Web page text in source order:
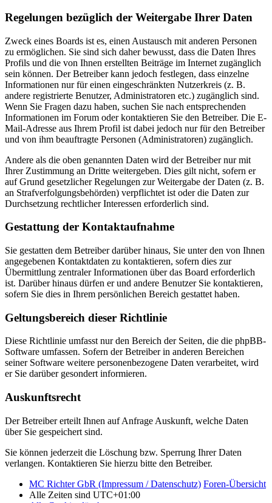
Regelungen bezüglich der Weitergabe Ihrer Daten
Zweck eines Boards ist es, einen Austausch mit anderen Personen
zu ermöglichen. Sie sind sich daher bewusst, dass die Daten Ihres
Profils und die von Ihnen erstellten Beiträge im Internet zugänglich
sein können. Der Betreiber kann jedoch festlegen, dass einzelne
Informationen nur für einen eingeschränkten Nutzerkreis (z. B.
andere registrierte Benutzer, Administratoren etc.) zugänglich sind.
Wenn Sie Fragen dazu haben, suchen Sie nach entsprechenden
Informationen im Forum oder kontaktieren Sie den Betreiber. Die E-
Mail-Adresse aus Ihrem Profil ist dabei jedoch nur für den Betreiber
und von ihm beauftragte Personen (Administratoren) zugänglich.
Andere als die oben genannten Daten wird der Betreiber nur mit
Ihrer Zustimmung an Dritte weitergeben. Dies gilt nicht, sofern er
auf Grund gesetzlicher Regelungen zur Weitergabe der Daten (z. B.
an Strafverfolgungsbehörden) verpflichtet ist oder die Daten zur
Durchsetzung rechtlicher Interessen erforderlich sind.
Gestattung der Kontaktaufnahme
Sie gestatten dem Betreiber darüber hinaus, Sie unter den von Ihnen
angegebenen Kontaktdaten zu kontaktieren, sofern dies zur
Übermittlung zentraler Informationen über das Board erforderlich
ist. Darüber hinaus dürfen er und andere Benutzer Sie kontaktieren,
sofern Sie dies in Ihrem persönlichen Bereich gestattet haben.
Geltungsbereich dieser Richtlinie
Diese Richtlinie umfasst nur den Bereich der Seiten, die die phpBB-
Software umfassen. Sofern der Betreiber in anderen Bereichen
seiner Software weitere personenbezogene Daten verarbeitet, wird
er Sie darüber gesondert informieren.
Auskunftsrecht
Der Betreiber erteilt Ihnen auf Anfrage Auskunft, welche Daten
über Sie gespeichert sind.
Sie können jederzeit die Löschung bzw. Sperrung Ihrer Daten
verlangen. Kontaktieren Sie hierzu bitte den Betreiber.
MC Richter GbR (Impressum / Datenschutz) Foren-Übersicht
Alle Zeiten sind UTC+01:00